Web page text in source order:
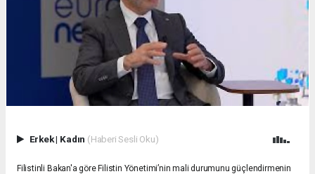
Erkek| Kadın (Haberi Sesli Oku)
Filistinli Bakan'a göre Filistin Yönetimi’nin mali durumunu güçlendirmenin